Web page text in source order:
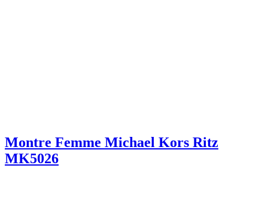
Montre Femme Michael Kors Ritz
MK5026